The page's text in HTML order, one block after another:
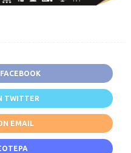
TWITTER
EMAIL